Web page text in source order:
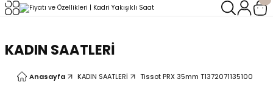
KADIN SAATLERİ
Anasayfa KADIN SAATLERİ Tissot PRX 35mm T1372071135100
Geri Dön
Geri Dön